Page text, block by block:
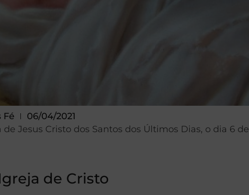
Fé
06/04/2021
Jesus Cristo dos Santos dos Últimos Dias, o dia 6
de Cristo